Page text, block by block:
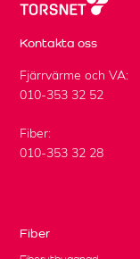
Kontakta oss
Fjärrvärme och VA:
010-353 32 52
Fiber:
010-353 32 28
Fiber